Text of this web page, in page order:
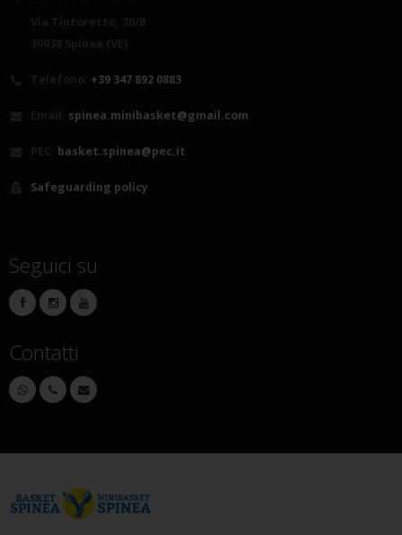
+39 347 892 0883
spinea.minibasket@gmail.com
basket.spinea@pec.it
Safeguarding policy
Seguici su
Contatti